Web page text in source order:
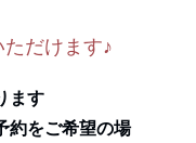
だけます♪
ます
約をご希望の場